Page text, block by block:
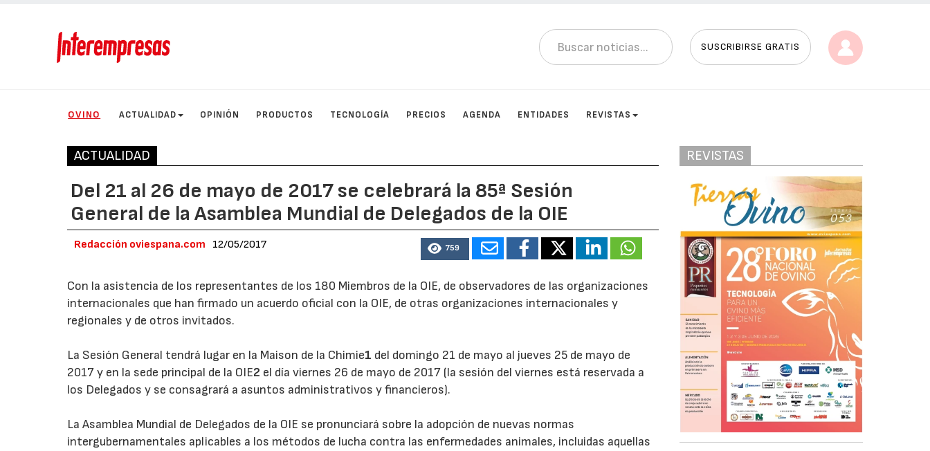
SUSCRIBIRSE GRATIS
OVINO ACTUALIDAD OPINIÓN PRODUCTOS TECNOLOGÍA PRECIOS AGENDA ENTIDADES REVISTAS
ACTUALIDAD
Del 21 al 26 de mayo de 2017 se celebrará la 85ª Sesión
General de la Asamblea Mundial de Delegados de la OIE
Redacción oviespana.com 12/05/2017 759
Con la asistencia de los representantes de los 180 Miembros de la OIE, de observadores de las organizaciones
internacionales que han firmado un acuerdo oficial con la OIE, de otras organizaciones internacionales y
regionales y de otros invitados.
La Sesión General tendrá lugar en la Maison de la Chimie1 del domingo 21 de mayo al jueves 25 de mayo de
2017 y en la sede principal de la OIE2 el día viernes 26 de mayo de 2017 (la sesión del viernes está reservada a
los Delegados y se consagrará a asuntos administrativos y financieros).
La Asamblea Mundial de Delegados de la OIE se pronunciará sobre la adopción de nuevas normas
intergubernamentales aplicables a los métodos de lucha contra las enfermedades animales, incluidas aquellas
REVISTAS